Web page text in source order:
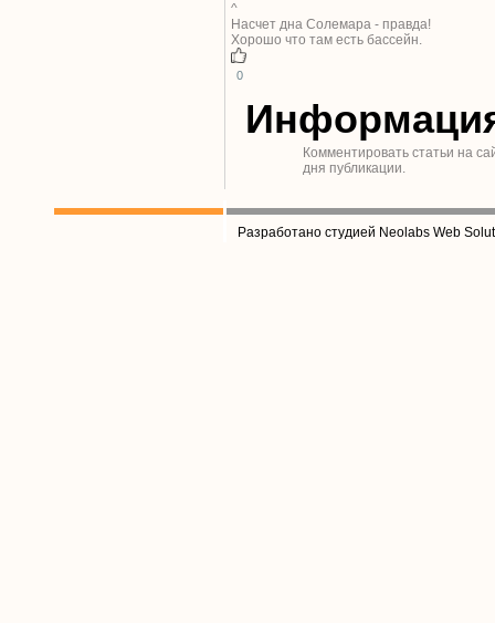
^
Насчет дна Солемара - правда!
Хорошо что там есть бассейн.
0
Комментировать статьи на
дня публикации.
Разработано студией Neolabs Web